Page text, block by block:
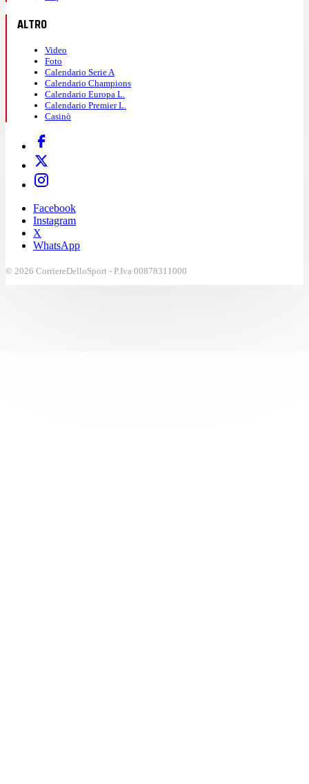
ALTRO
Video
Foto
Calendario Serie A
Calendario Champions
Calendario Europa L.
Calendario Premier L.
Casinò
Facebook
Instagram
X
WhatsApp
© 2026 CorriereDelloSport - P.Iva 00878311000